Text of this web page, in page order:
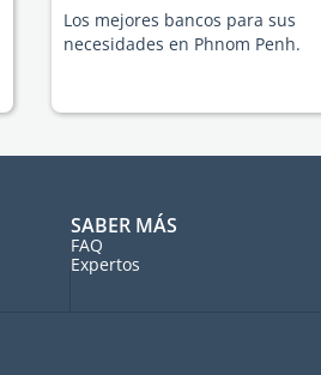
Los mejores bancos para sus
necesidades en Phnom Penh.
SABER MÁS
FAQ
Expertos